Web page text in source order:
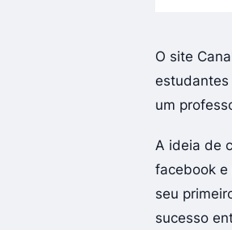
O site
estudantes
um
A ideia de
facebook e
seu
sucesso